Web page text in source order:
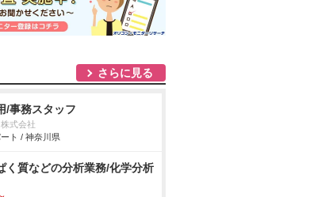
さらに見る
/事務スタッフ
式会社
ト / 神奈川県
く質などの分析業務/化学分析